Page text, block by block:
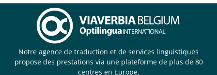
Notre agence de traduction et de services linguistiques
propose des prestations via une plateforme de plus de 80
centres en Europe.